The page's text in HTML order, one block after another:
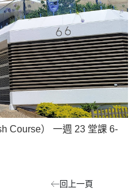
Course） 一週 23 堂課 6-
回上一頁